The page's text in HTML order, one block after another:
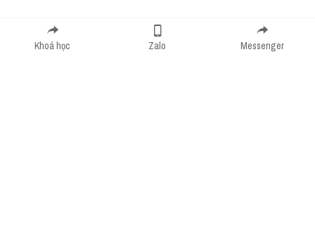
Submit
Khoá học Zalo Messenger